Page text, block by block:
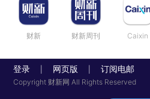
财新 财新周刊 Caixin
登录 网页版 订阅电邮
Copyright 财新网 All Rights Reserved